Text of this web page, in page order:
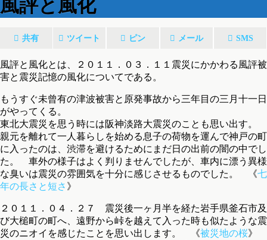
風評と風化
共有 ツイート ピン メール SMS
風評と風化とは、２０１１．０３．１１震災にかかわる風評被
害と震災記憶の風化についてである。
もうすぐ未曾有の津波被害と原発事故から三年目の三月十一日
がやってくる。
東北大震災を思う時には阪神淡路大震災のことも思い出す。
親元を離れて一人暮らしを始める息子の荷物を運んで神戸の町
に入ったのは、渋滞を避けるためにまだ日の出前の闇の中でし
た。 車外の様子はよく判りませんでしたが、車内に漂う異様
な臭いは震災の雰囲気を十分に感じさせるものでした。 《七
年の長さと短さ 》
２０１１．０４．２７ 震災後一ヶ月半を経た岩手県釜石市及
び大槌町の町へ、遠野から峠を越えて入った時も似たような震
災のニオイを感じたことを思い出します。 《被災地の桜》